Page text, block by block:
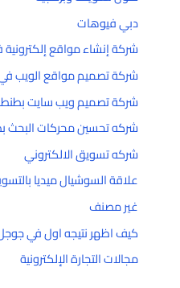
دبي فيوهات
شركة إنشاء مواقع
شركة تصميم مواقع الويب
شركة تصميم ويب سايت
شركه تحسين محركات البحث
شركه تسويق الالكتروني
علاقة السوشيال ميديا
غير مصنف
كيف اظهر نتيجه اول في
مجالات التجارة الإلكترونية